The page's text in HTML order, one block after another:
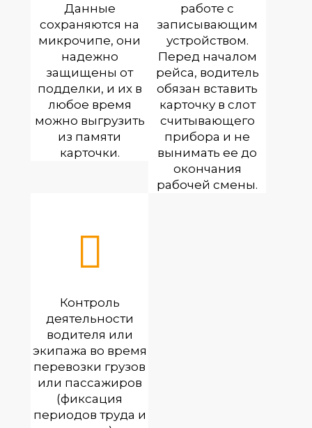
Данные
сохраняются на
микрочипе, они
надежно
защищены от
подделки, и их в
любое время
можно выгрузить
из памяти
карточки.
работе с
записывающим
устройством.
Перед началом
рейса, водитель
обязан вставить
карточку в слот
считывающего
прибора и не
вынимать ее до
окончания
рабочей смены.
Контроль
деятельности
водителя или
экипажа во время
перевозки грузов
или пассажиров
(фиксация
периодов труда и